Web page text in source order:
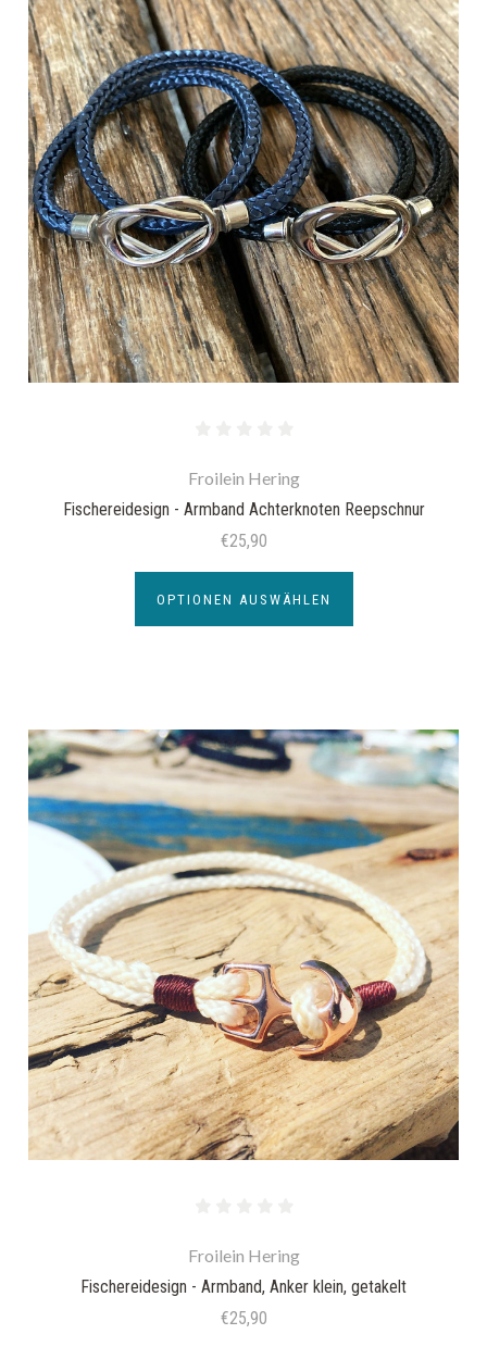
Froilein Hering
Fischereidesign - Armband Achterknoten Reepschnur
€25,90
OPTIONEN AUSWÄHLEN
Froilein Hering
Fischereidesign - Armband, Anker klein, getakelt
€25,90